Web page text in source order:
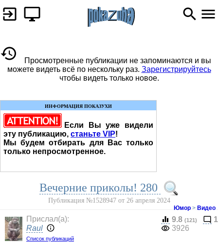
Просмотренные публикации не запоминаются и вы
можете видеть всё по нескольку раз. Зарегистрируйтесь
чтобы видеть только новое.
ИНФОРМАЦИЯ ПОКАЗУХИ
Если Вы уже видели
эту публикацию, станьте VIP!
Мы будем отбирать для Вас только
только непросмотренное.
Вечерние приколы! 280
Публикация №1528947 от 26 апреля 2024
Юмор > Видео
Прислал(a):
Raul
Список публикаций
9.8 (121)
1
3926